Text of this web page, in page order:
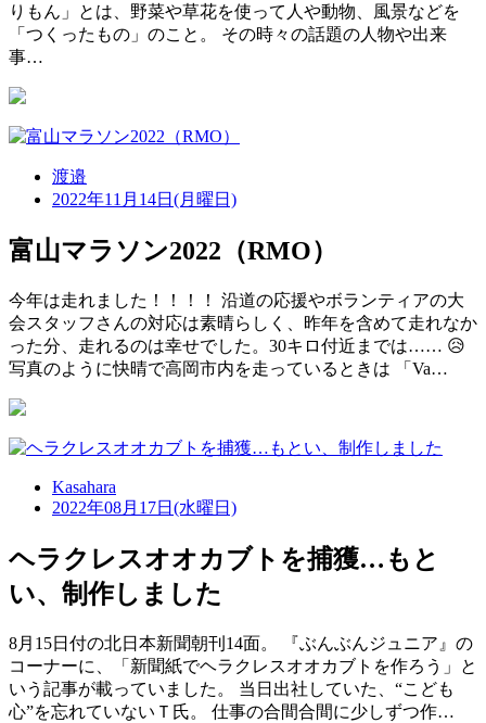
りもん」とは、野菜や草花を使って人や動物、風景などを
「つくったもの」のこと。 その時々の話題の人物や出来
事…
渡邉
2022年11月14日(月曜日)
富山マラソン2022（RMO）
今年は走れました！！！！ 沿道の応援やボランティアの大
会スタッフさんの対応は素晴らしく、昨年を含めて走れなか
った分、走れるのは幸せでした。30キロ付近までは…… 😥
写真のように快晴で高岡市内を走っているときは 「Va…
Kasahara
2022年08月17日(水曜日)
ヘラクレスオオカブトを捕獲…もと
い、制作しました
8月15日付の北日本新聞朝刊14面。 『ぶんぶんジュニア』の
コーナーに、「新聞紙でヘラクレスオオカブトを作ろう」と
いう記事が載っていました。 当日出社していた、“こども
心”を忘れていないＴ氏。 仕事の合間合間に少しずつ作…